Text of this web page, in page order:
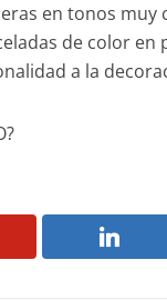
en tonos
de color
a la